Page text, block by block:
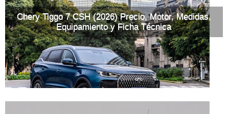
Chery Tiggo 7 CSH (2026) Precio, Motor, Medidas,
Equipamiento y Ficha Técnica